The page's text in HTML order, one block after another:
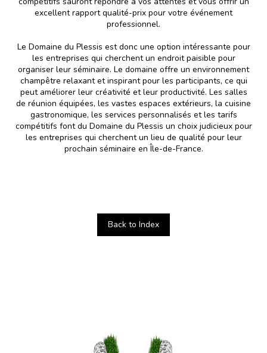
excellent rapport qualité-prix pour votre événement
professionnel.
Le Domaine du Plessis est donc une option intéressante pour
les entreprises qui cherchent un endroit paisible pour
organiser leur séminaire. Le domaine offre un environnement
champêtre relaxant et inspirant pour les participants, ce qui
peut améliorer leur créativité et leur productivité. Les salles
de réunion équipées, les vastes espaces extérieurs, la cuisine
gastronomique, les services personnalisés et les tarifs
compétitifs font du Domaine du Plessis un choix judicieux pour
les entreprises qui cherchent un lieu de qualité pour leur
prochain séminaire en Île-de-France.
Back to Index